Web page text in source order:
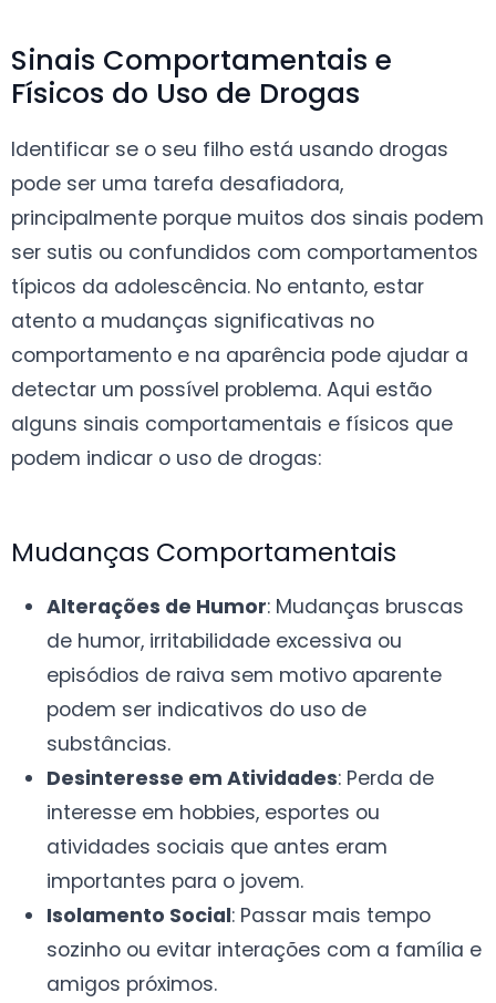
Sinais Comportamentais e
Físicos do Uso de Drogas
Identificar se o seu filho está usando drogas
pode ser uma tarefa desafiadora,
principalmente porque muitos dos sinais podem
ser sutis ou confundidos com comportamentos
típicos da adolescência. No entanto, estar
atento a mudanças significativas no
comportamento e na aparência pode ajudar a
detectar um possível problema. Aqui estão
alguns sinais comportamentais e físicos que
podem indicar o uso de drogas:
Mudanças Comportamentais
Alterações de Humor: Mudanças bruscas
de humor, irritabilidade excessiva ou
episódios de raiva sem motivo aparente
podem ser indicativos do uso de
substâncias.
Desinteresse em Atividades: Perda de
interesse em hobbies, esportes ou
atividades sociais que antes eram
importantes para o jovem.
Isolamento Social: Passar mais tempo
sozinho ou evitar interações com a família e
amigos próximos.